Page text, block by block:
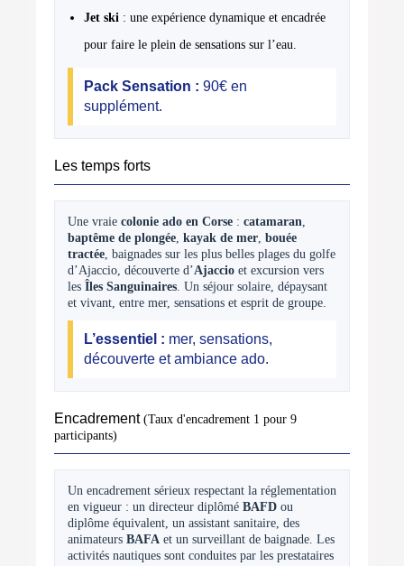
Jet ski : une expérience dynamique et encadrée
pour faire le plein de sensations sur l’eau.
Pack Sensation : 90€ en
supplément.
Les temps forts
Une vraie colonie ado en Corse : catamaran,
baptême de plongée, kayak de mer, bouée
tractée, baignades sur les plus belles plages du golfe
d’Ajaccio, découverte d’Ajaccio et excursion vers
les Îles Sanguinaires. Un séjour solaire, dépaysant
et vivant, entre mer, sensations et esprit de groupe.
L’essentiel : mer, sensations,
découverte et ambiance ado.
Encadrement (Taux d'encadrement 1 pour 9
participants)
Un encadrement sérieux respectant la réglementation
en vigueur : un directeur diplômé BAFD ou
diplôme équivalent, un assistant sanitaire, des
animateurs BAFA et un surveillant de baignade. Les
activités nautiques sont conduites par les prestataires